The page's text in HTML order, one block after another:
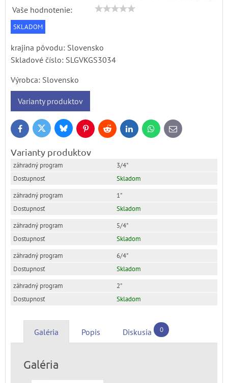
Vaše hodnotenie:
SKLADOM
krajina pôvodu: Slovensko
Skladové číslo: SLGVKGS3034
Výrobca: Slovensko
Varianty produktov
FacebookTwitter BlueskyPinterestReddit LinkedInWhatsApp
E-
mail
Varianty produktov
3/4"
Skladom
1"
Skladom
5/4"
Skladom
6/4"
Skladom
2"
Skladom
Galéria Popis Diskusia 0
Galéria